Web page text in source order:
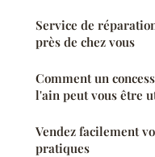
Service de
près de chez vous
Comment un
l'ain peut vous être
Vendez facilement
pratiques